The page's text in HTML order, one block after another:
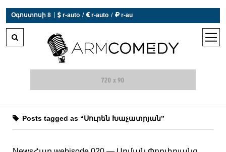
Օգոստոսի 8  r-auto /  r-auto /  r-au
open
Posts tagged as “Սուրեն Խաչատրյան”